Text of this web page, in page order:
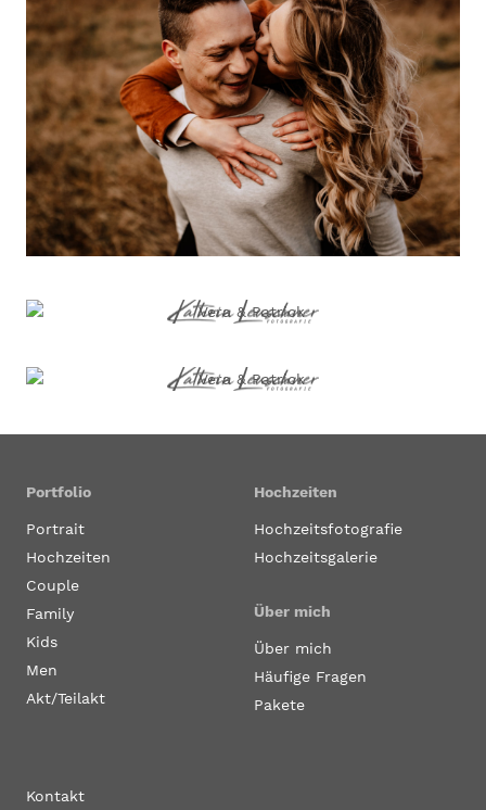
Portfolio
Portrait
Hochzeiten
Couple
Family
Kids
Men
Akt/Teilakt
Hochzeiten
Hochzeitsfotografie
Hochzeitsgalerie
Über mich
Über mich
Häufige Fragen
Pakete
Kontakt